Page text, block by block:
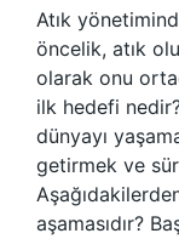
Atık
öncelik, atık
olarak onu
ilk hedefi
dünyayı
getirmek ve
aşamasıdır?